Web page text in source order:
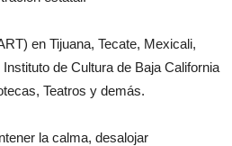
en Tijuana, Tecate, Mexicali,
de Cultura de Baja California
Teatros y demás.
la calma, desalojar